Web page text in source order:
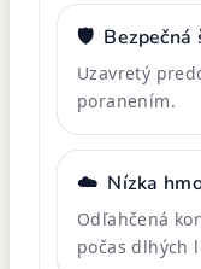
🛡️ Bezpečná
Uzavretý
poranením.
☁️ Nízka
Odľahčená
počas dlhých